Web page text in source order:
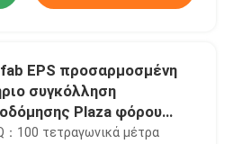
EPS προσαρμοσμένη
συγκόλληση
Plaza φόρου
Q235
：100 τετραγωνικά μέτρα